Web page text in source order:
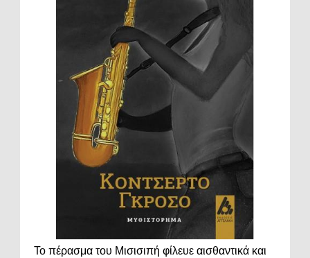
Το πέρασμα του Μισισιπή φίλευε αισθαντικά και